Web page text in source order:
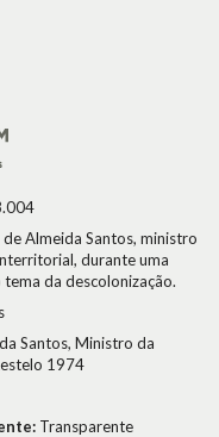
Almeida Santos, ministro
durante uma
da descolonização.
Santos, Ministro da
1974
Transparente